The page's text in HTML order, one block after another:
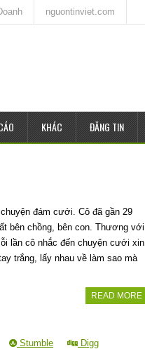
nguontinviet.com
KHÁC ĐĂNG TIN
đám cưới. Cô đã gần 29
bên chồng, bên con. Thương với
lần cô nhắc đến chuyện cưới xin
trắng, lấy nhau về làm sao mà
READ MORE
Stumble Digg